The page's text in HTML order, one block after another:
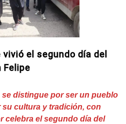
el segundo día del
Felipe
se distingue por ser un pueblo
su cultura y tradición, con
celebra el segundo día del